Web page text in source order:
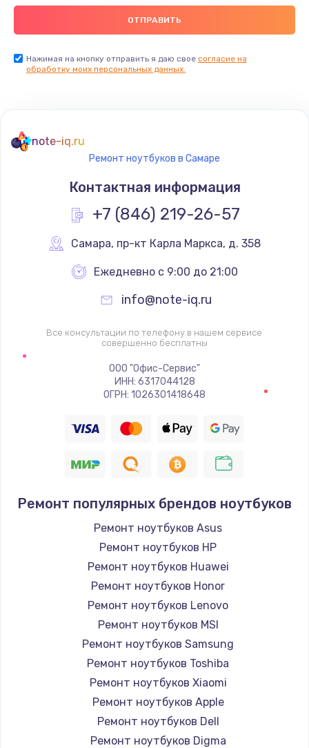
Нажимая на кнопку отправить я даю свое согласие на
обработку моих персональных данных.
note-iq.ru
Ремонт ноутбуков в Самаре
Контактная информация
+7 (846) 219-26-57
Самара, пр-кт Карла Маркса, д. 358
Ежедневно с 9:00 до 21:00
info@note-iq.ru
Все консультации по телефону в нашем сервисе
совершенно бесплатны
ООО "Офис-Сервис"
ИНН: 6317044128
ОГРН: 1026301418648
Ремонт популярных брендов ноутбуков
Ремонт ноутбуков Asus
Ремонт ноутбуков HP
Ремонт ноутбуков Huawei
Ремонт ноутбуков Honor
Ремонт ноутбуков Lenovo
Ремонт ноутбуков MSI
Ремонт ноутбуков Samsung
Ремонт ноутбуков Toshiba
Ремонт ноутбуков Xiaomi
Ремонт ноутбуков Apple
Ремонт ноутбуков Dell
Ремонт ноутбуков Digma